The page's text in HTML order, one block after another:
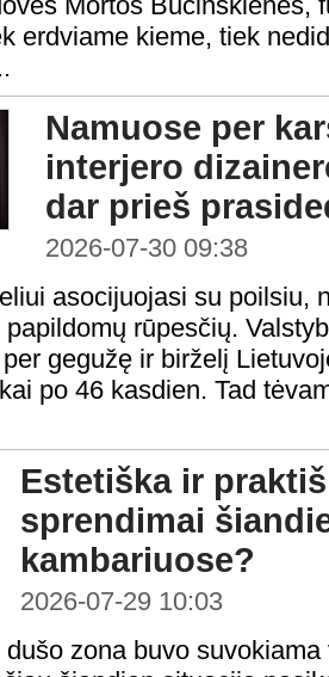
erdviame kieme, tiek
Namuose per
interjero
dar prieš
2026-07-30 09:38
asocijuojasi su poilsiu,
rūpesčių.
gegužę ir birželį
po 46 kasdien. Tad
Estetiška ir
sprendimai
kambariuose?
2026-07-29 10:03
zona buvo